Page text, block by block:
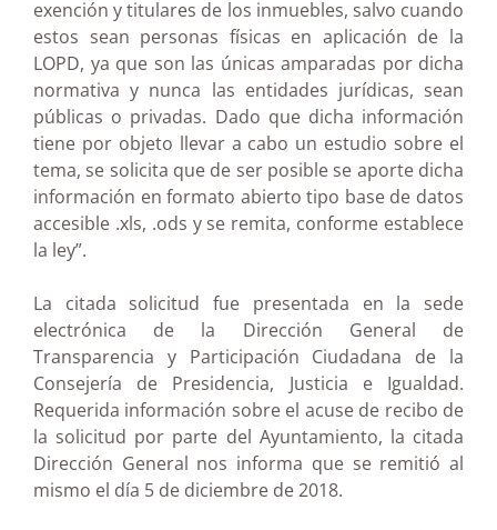
exención y titulares de los inmuebles, salvo cuando
estos sean personas físicas en aplicación de la
LOPD, ya que son las únicas amparadas por dicha
normativa y nunca las entidades jurídicas, sean
públicas o privadas. Dado que dicha información
tiene por objeto llevar a cabo un estudio sobre el
tema, se solicita que de ser posible se aporte dicha
información en formato abierto tipo base de datos
accesible .xls, .ods y se remita, conforme establece
la ley”.
La citada solicitud fue presentada en la sede
electrónica de la Dirección General de
Transparencia y Participación Ciudadana de la
Consejería de Presidencia, Justicia e Igualdad.
Requerida información sobre el acuse de recibo de
la solicitud por parte del Ayuntamiento, la citada
Dirección General nos informa que se remitió al
mismo el día 5 de diciembre de 2018.